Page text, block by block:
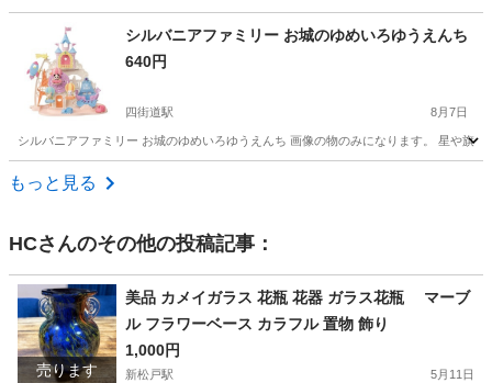
小倉台駅 模型、プラモデル チップソー
シルバニアファミリー お城のゆめいろゆうえんち
640円
四街道駅 8月7日
シルバニアファミリー お城のゆめいろゆうえんち 画像の物のみになります。 星や旗
千葉 四街道市
もっと見る
HCさんのその他の投稿記事：
売ります
美品 カメイガラス 花瓶 花器 ガラス花瓶 マーブ
ル フラワーベース カラフル 置物 飾り
1,000円
新松戸駅 5月11日